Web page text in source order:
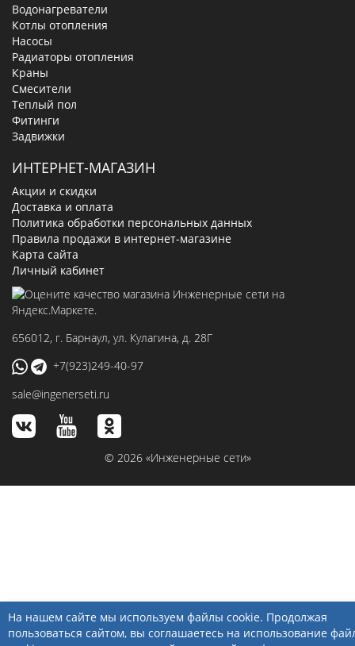
Водонагреватели
Котлы отопления
Насосы
Радиаторы отопления
Краны
Смесители
Теплый пол
Фитинги
Задвижки
ИНТЕРНЕТ-МАГАЗИН
Акции и скидки
Доставка и оплата
Политика обработки персональных данных
Правила продажи в интернет-магазине
Карта сайта
Личный кабинет
656012, г. Барнаул, ул. Кулагина, д. 28Г
+7(923)249-40-97
sale@ingenerseti.ru
© 2026 «Инженерные сети»
На нашем сайте мы используем файлы cookie. Продолжая
пользоваться сайтом, вы соглашаетесь на использование